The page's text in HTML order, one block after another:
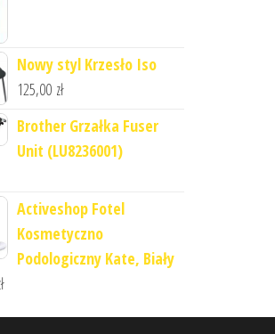
Nowy styl Krzesło Iso
125,00 zł
Brother Grzałka Fuser
Unit (LU8236001)
Activeshop Fotel
Kosmetyczno
Podologiczny Kate, Biały